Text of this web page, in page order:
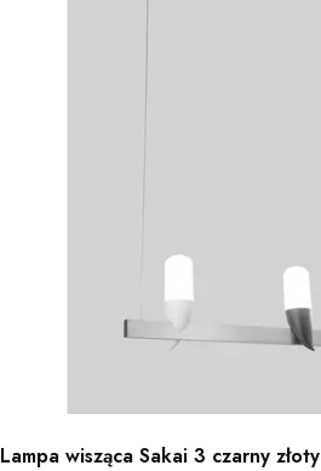
Lampa wisząca Sakai 3 czarny złoty